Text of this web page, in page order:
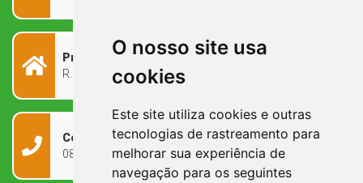
O nosso site usa
cookies
Este site utiliza cookies e outras
tecnologias de rastreamento para
melhorar sua experiência de
navegação para os seguintes
Prefeitura Municipal
R. Rivadávia Corrêa, 858 - Centro - RS, 97573-010
Contato
0800 090 2050